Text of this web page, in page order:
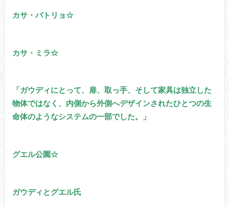
カサ・バトリョ☆
カサ・ミラ☆
「ガウディにとって、扉、取っ手、そして家具は独立した
物体ではなく、内側から外側へデザインされたひとつの生
命体のようなシステムの一部でした。」
グエル公園☆
ガウディとグエル氏